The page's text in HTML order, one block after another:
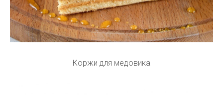
Коржи для медовика